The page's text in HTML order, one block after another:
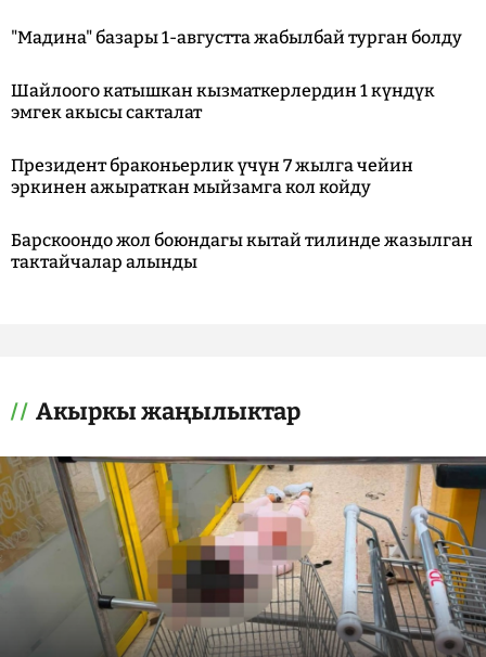
"Мадина" базары 1-августта жабылбай турган болду
Шайлоого катышкан кызматкерлердин 1 күндүк
эмгек акысы сакталат
Президент браконьерлик үчүн 7 жылга чейин
эркинен ажыраткан мыйзамга кол койду
Барскоондо жол боюндагы кытай тилинде жазылган
тактайчалар алынды
Акыркы жаңылыктар